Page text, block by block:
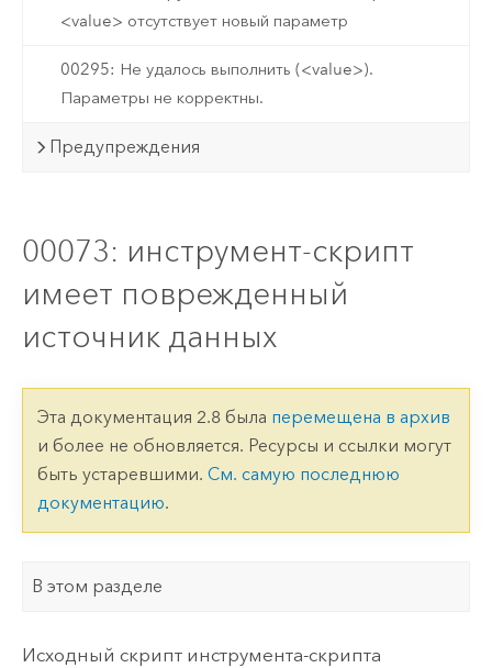
<value> отсутствует новый параметр
00295: Не удалось выполнить (<value>).
Параметры не корректны.
Предупреждения
00073: инструмент-скрипт
имеет поврежденный
источник данных
Эта документация 2.8 была перемещена в архив
и более не обновляется. Ресурсы и ссылки могут
быть устаревшими. См. самую последнюю
документацию.
В этом разделе
Исходный скрипт инструмента-скрипта